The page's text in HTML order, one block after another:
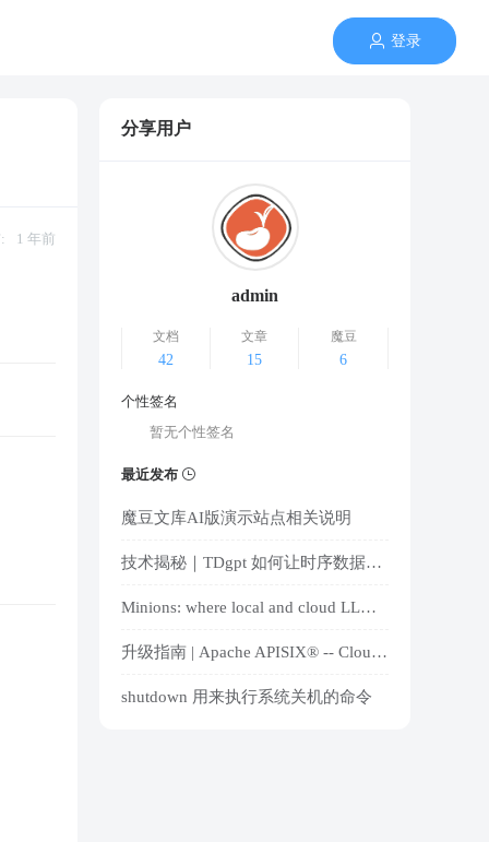
登录
1 年前
分享用户
admin
文档
42
文章
15
魔豆
6
个性签名
暂无个性签名
最近发布
魔豆文库AI版演示站点相关说明
技术揭秘｜TDgpt 如何让时序数据库原生支持 AI？
Minions: where local and cloud LLMs meet
升级指南 | Apache APISIX® -- Cloud-Native API Gateway and AI Gateway
shutdown 用来执行系统关机的命令